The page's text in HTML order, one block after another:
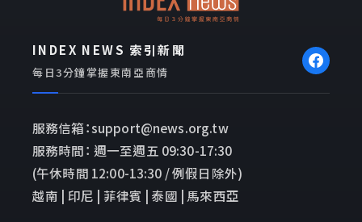
INDEX NEWS 索引新聞
每日3分鐘掌握東南亞商情
服務信箱：support@news.org.tw
服務時間： 週一至週五 09:30-17:30
(午休時間 12:00-13:30 / 例假日除外)
越南 | 印尼 | 菲律賓 | 泰國 | 馬來西亞